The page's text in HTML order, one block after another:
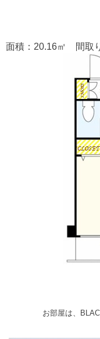
面積：20.16㎡ 間取
お部屋は、